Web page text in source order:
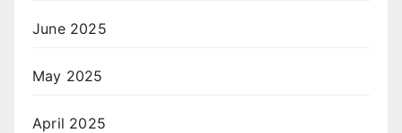
June 2025
May 2025
April 2025